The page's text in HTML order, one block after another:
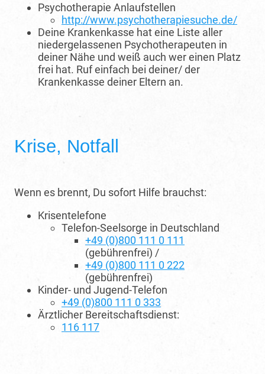
Psychotherapie Anlaufstellen
http://www.psychotherapiesuche.de/
Deine Krankenkasse hat eine Liste aller
niedergelassenen Psychotherapeuten in
deiner Nähe und weiß auch wer einen Platz
frei hat. Ruf einfach bei deiner/ der
Krankenkasse deiner Eltern an.
Krise, Notfall
Wenn es brennt, Du sofort Hilfe brauchst:
Krisentelefone
Telefon-Seelsorge in Deutschland
+49 (0)800 111 0 111
(gebührenfrei) /
+49 (0)800 111 0 222
(gebührenfrei)
Kinder- und Jugend-Telefon
+49 (0)800 111 0 333
Ärztlicher Bereitschaftsdienst:
116 117